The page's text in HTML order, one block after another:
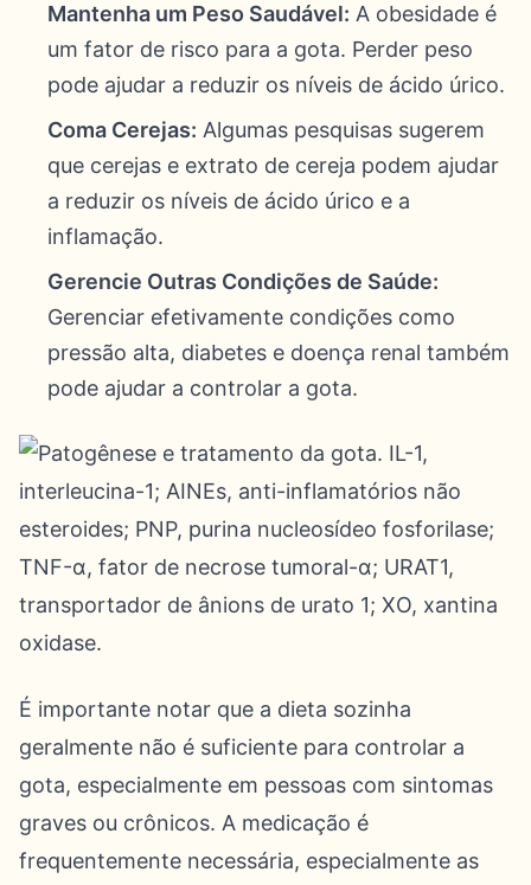
Mantenha um Peso Saudável: A obesidade é
um fator de risco para a gota. Perder peso
pode ajudar a reduzir os níveis de ácido úrico.
Coma Cerejas: Algumas pesquisas sugerem
que cerejas e extrato de cereja podem ajudar
a reduzir os níveis de ácido úrico e a
inflamação.
Gerencie Outras Condições de Saúde:
Gerenciar efetivamente condições como
pressão alta, diabetes e doença renal também
pode ajudar a controlar a gota.
É importante notar que a dieta sozinha
geralmente não é suficiente para controlar a
gota, especialmente em pessoas com sintomas
graves ou crônicos. A medicação é
frequentemente necessária, especialmente as